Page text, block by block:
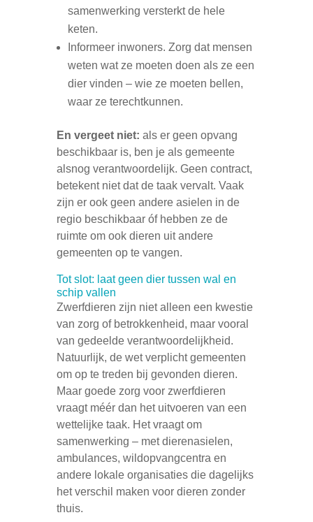
samenwerking versterkt de hele
keten.
Informeer inwoners. Zorg dat mensen
weten wat ze moeten doen als ze een
dier vinden – wie ze moeten bellen,
waar ze terechtkunnen.
En vergeet niet: als er geen opvang
beschikbaar is, ben je als gemeente
alsnog verantwoordelijk. Geen contract,
betekent niet dat de taak vervalt. Vaak
zijn er ook geen andere asielen in de
regio beschikbaar óf hebben ze de
ruimte om ook dieren uit andere
gemeenten op te vangen.
Tot slot: laat geen dier tussen wal en
schip vallen
Zwerfdieren zijn niet alleen een kwestie
van zorg of betrokkenheid, maar vooral
van gedeelde verantwoordelijkheid.
Natuurlijk, de wet verplicht gemeenten
om op te treden bij gevonden dieren.
Maar goede zorg voor zwerfdieren
vraagt méér dan het uitvoeren van een
wettelijke taak. Het vraagt om
samenwerking – met dierenasielen,
ambulances, wildopvangcentra en
andere lokale organisaties die dagelijks
het verschil maken voor dieren zonder
thuis.